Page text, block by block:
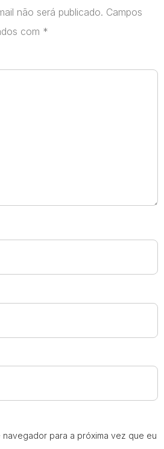
não será publicado. Campos
com *
navegador para a próxima vez que eu